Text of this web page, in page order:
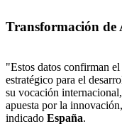
Transformación de
"Estos datos confirman
estratégico para el
su vocación
apuesta por la
indicado España.